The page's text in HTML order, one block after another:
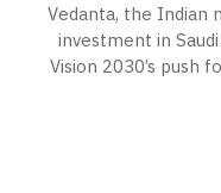
Vedanta, the Indian
investment in
Vision 2030’s push